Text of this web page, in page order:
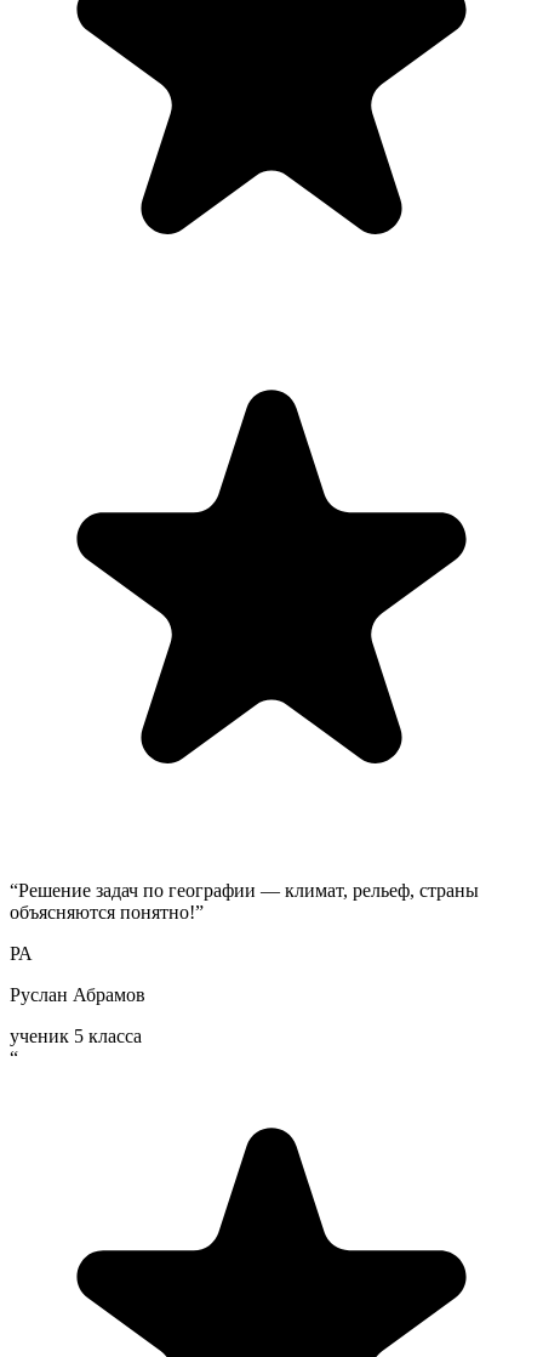
“Решение задач по географии — климат, рельеф, страны
объясняются понятно!”
РА
Руслан Абрамов
ученик 5 класса
“